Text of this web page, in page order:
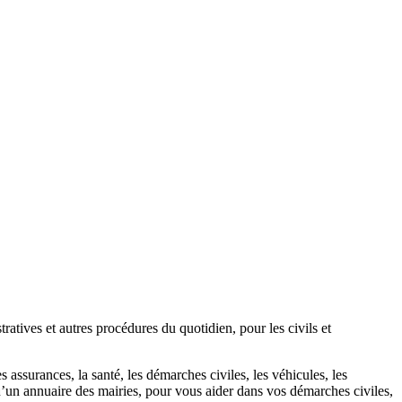
et autres procédures du quotidien, pour les civils et
la santé, les démarches civiles, les véhicules, les
annuaire des mairies, pour vous aider dans vos démarches civiles,